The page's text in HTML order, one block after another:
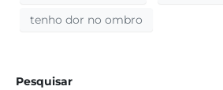
tenho dor no ombro
Pesquisar